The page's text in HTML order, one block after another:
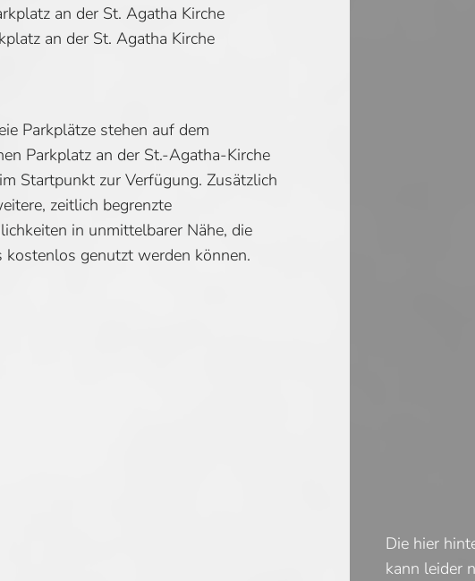
an der St. Agatha Kirche
an der St. Agatha Kirche
Parkplätze stehen auf dem
Parkplatz an der St.-Agatha-Kirche
Startpunkt zur Verfügung. Zusätzlich
zeitlich begrenzte
in unmittelbarer Nähe, die
kostenlos genutzt werden können.
Die hier
kann leider